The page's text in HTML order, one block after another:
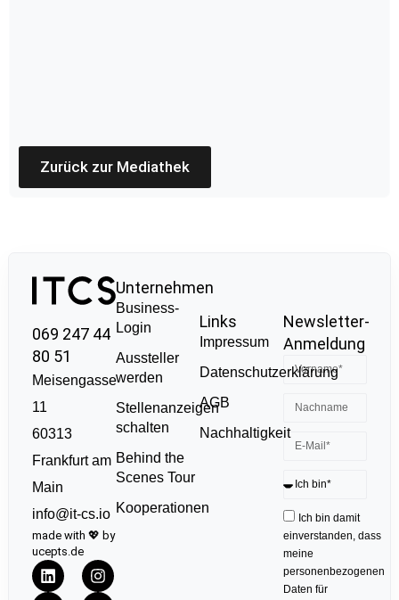
Zurück zur Mediathek
069 247 44
80 51
Meisengasse
11
60313
Frankfurt am
Main
info@it-cs.io
made with 💖 by
ucepts.de
Unternehmen
Business-
Login
Aussteller
werden
Stellenanzeigen
schalten
Behind the
Scenes Tour
Kooperationen
Links
Impressum
Datenschutzerklärung
AGB
Nachhaltigkeit
Newsletter-
Anmeldung
Ich bin damit
einverstanden, dass
meine
personenbezogenen
Daten für